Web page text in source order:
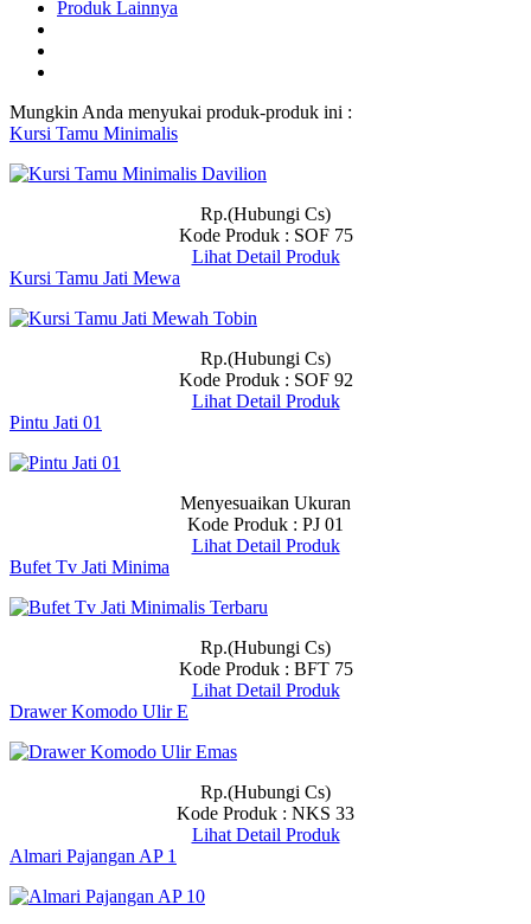
Produk Lainnya
Mungkin Anda menyukai produk-produk ini :
Kursi Tamu Minimalis
Rp.(Hubungi Cs)
Kode Produk : SOF 75
Lihat Detail Produk
Kursi Tamu Jati Mewa
Rp.(Hubungi Cs)
Kode Produk : SOF 92
Lihat Detail Produk
Pintu Jati 01
Menyesuaikan Ukuran
Kode Produk : PJ 01
Lihat Detail Produk
Bufet Tv Jati Minima
Rp.(Hubungi Cs)
Kode Produk : BFT 75
Lihat Detail Produk
Drawer Komodo Ulir E
Rp.(Hubungi Cs)
Kode Produk : NKS 33
Lihat Detail Produk
Almari Pajangan AP 1